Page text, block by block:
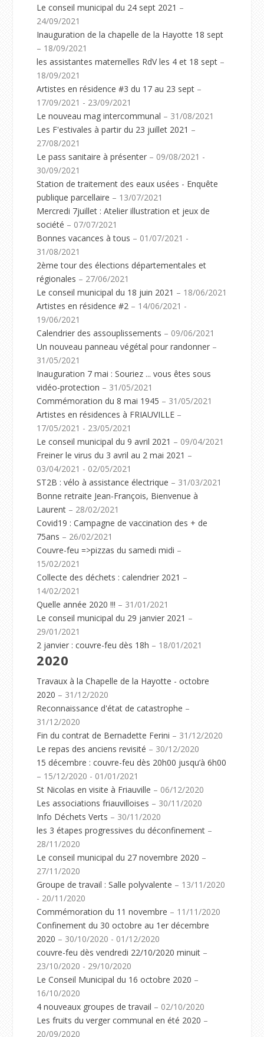
Le conseil municipal du 24 sept 2021 –
24/09/2021
Inauguration de la chapelle de la Hayotte 18 sept
– 18/09/2021
les assistantes maternelles RdV les 4 et 18 sept –
18/09/2021
Artistes en résidence #3 du 17 au 23 sept –
17/09/2021 - 23/09/2021
Le nouveau mag intercommunal – 31/08/2021
Les F'estivales à partir du 23 juillet 2021 –
27/08/2021
Le pass sanitaire à présenter – 09/08/2021 -
30/09/2021
Station de traitement des eaux usées - Enquête
publique parcellaire – 13/07/2021
Mercredi 7juillet : Atelier illustration et jeux de
société – 07/07/2021
Bonnes vacances à tous – 01/07/2021 -
31/08/2021
2ème tour des élections départementales et
régionales – 27/06/2021
Le conseil municipal du 18 juin 2021 – 18/06/2021
Artistes en résidence #2 – 14/06/2021 -
19/06/2021
Calendrier des assouplissements – 09/06/2021
Un nouveau panneau végétal pour randonner –
31/05/2021
Inauguration 7 mai : Souriez ... vous êtes sous
vidéo-protection – 31/05/2021
Commémoration du 8 mai 1945 – 31/05/2021
Artistes en résidences à FRIAUVILLE –
17/05/2021 - 23/05/2021
Le conseil municipal du 9 avril 2021 – 09/04/2021
Freiner le virus du 3 avril au 2 mai 2021 –
03/04/2021 - 02/05/2021
ST2B : vélo à assistance électrique – 31/03/2021
Bonne retraite Jean-François, Bienvenue à
Laurent – 28/02/2021
Covid19 : Campagne de vaccination des + de
75ans – 26/02/2021
Couvre-feu =>pizzas du samedi midi –
15/02/2021
Collecte des déchets : calendrier 2021 –
14/02/2021
Quelle année 2020 !!! – 31/01/2021
Le conseil municipal du 29 janvier 2021 –
29/01/2021
2 janvier : couvre-feu dès 18h – 18/01/2021
2020
Travaux à la Chapelle de la Hayotte - octobre
2020 – 31/12/2020
Reconnaissance d'état de catastrophe –
31/12/2020
Fin du contrat de Bernadette Ferini – 31/12/2020
Le repas des anciens revisité – 30/12/2020
15 décembre : couvre-feu dès 20h00 jusqu’à 6h00
– 15/12/2020 - 01/01/2021
St Nicolas en visite à Friauville – 06/12/2020
Les associations friauvilloises – 30/11/2020
Info Déchets Verts – 30/11/2020
les 3 étapes progressives du déconfinement –
28/11/2020
Le conseil municipal du 27 novembre 2020 –
27/11/2020
Groupe de travail : Salle polyvalente – 13/11/2020
- 20/11/2020
Commémoration du 11 novembre – 11/11/2020
Confinement du 30 octobre au 1er décembre
2020 – 30/10/2020 - 01/12/2020
couvre-feu dès vendredi 22/10/2020 minuit –
23/10/2020 - 29/10/2020
Le Conseil Municipal du 16 octobre 2020 –
16/10/2020
4 nouveaux groupes de travail – 02/10/2020
Les fruits du verger communal en été 2020 –
20/09/2020